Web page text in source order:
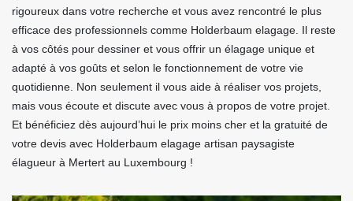
rigoureux dans votre recherche et vous avez rencontré le plus
efficace des professionnels comme Holderbaum elagage. Il reste
à vos côtés pour dessiner et vous offrir un élagage unique et
adapté à vos goûts et selon le fonctionnement de votre vie
quotidienne. Non seulement il vous aide à réaliser vos projets,
mais vous écoute et discute avec vous à propos de votre projet.
Et bénéficiez dès aujourd’hui le prix moins cher et la gratuité de
votre devis avec Holderbaum elagage artisan paysagiste
élagueur à Mertert au Luxembourg !